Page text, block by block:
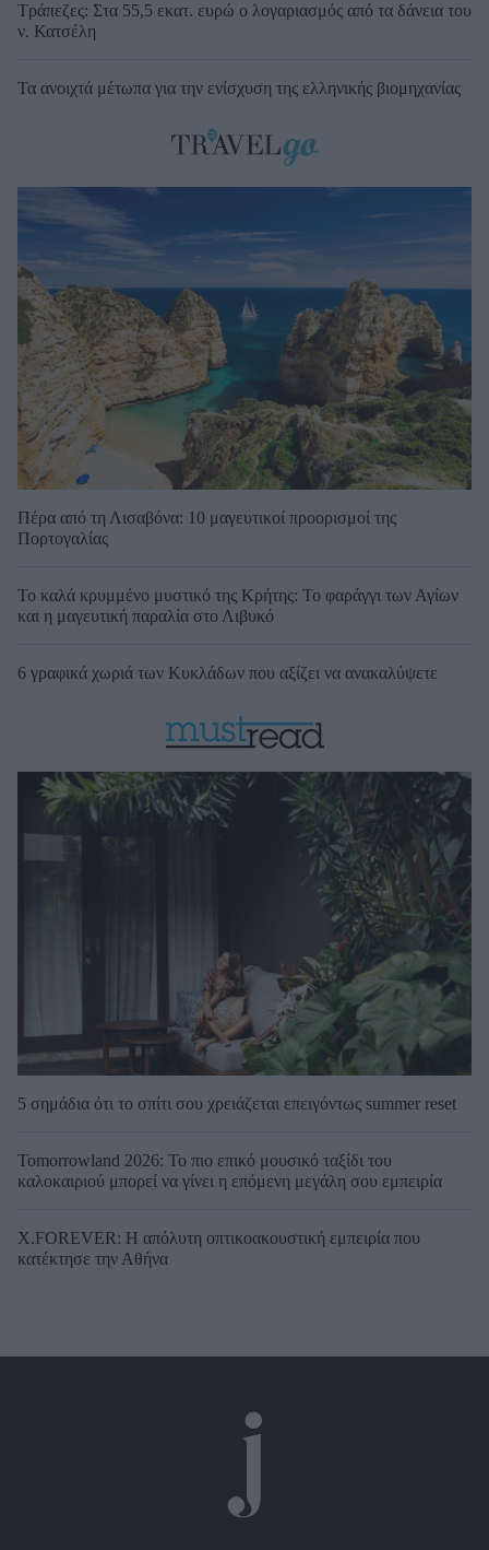
Τράπεζες: Στα 55,5 εκατ. ευρώ ο λογαριασμός από τα δάνεια του
ν. Κατσέλη
Τα ανοιχτά μέτωπα για την ενίσχυση της ελληνικής βιομηχανίας
Πέρα από τη Λισαβόνα: 10 μαγευτικοί προορισμοί της
Πορτογαλίας
Το καλά κρυμμένο μυστικό της Κρήτης: Το φαράγγι των Αγίων
και η μαγευτική παραλία στο Λιβυκό
6 γραφικά χωριά των Κυκλάδων που αξίζει να ανακαλύψετε
5 σημάδια ότι το σπίτι σου χρειάζεται επειγόντως summer reset
Tomorrowland 2026: Το πιο επικό μουσικό ταξίδι του
καλοκαιριού μπορεί να γίνει η επόμενη μεγάλη σου εμπειρία
X.FOREVER: Η απόλυτη οπτικοακουστική εμπειρία που
κατέκτησε την Αθήνα